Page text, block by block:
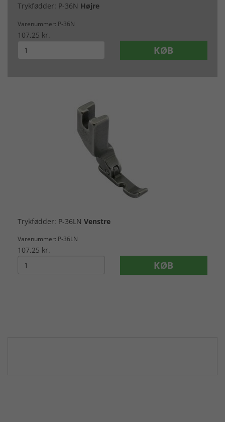
Trykfødder: P-36N Højre
Varenummer: P-36N
107,25 kr.
Trykfødder: P-36LN Venstre
Varenummer: P-36LN
107,25 kr.